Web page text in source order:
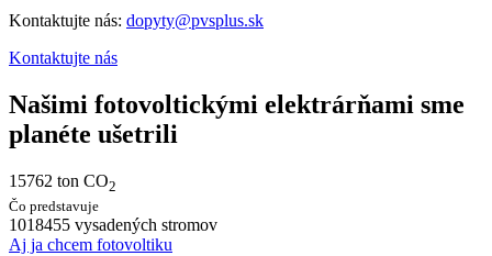
Kontaktujte nás: dopyty@pvsplus.sk
Kontaktujte nás
Našimi fotovoltickými elektrárňami sme
planéte ušetrili
15762 ton CO2
Čo predstavuje
1018455 vysadených stromov
Aj ja chcem fotovoltiku